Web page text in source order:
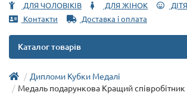
ДЛЯ ЧОЛОВІКІВ ДЛЯ ЖІНОК
Контакти
Доставка і оплата
Каталог товарів
Дипломи Кубки Медалі
Медаль подарункова Кращий співробітник